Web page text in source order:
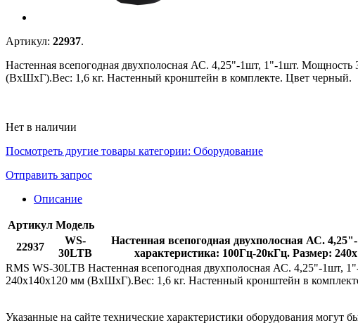
Артикул: 22937.
Настенная всепогодная двухполосная АС. 4,25"-1шт, 1"-1шт.
(ВхШхГ).Вес: 1,6 кг. Настенный кронштейн в комплекте. Цвет черный.
Нет в наличии
Посмотреть другие товары категории: Оборудование
Отправить запрос
Описание
Артикул Модель
22937
WS-
30LTB
Настенная всепогодная двухполосная АС.
характеристика: 100Гц-20кГц. Размер:
RMS WS-30LTB Настенная всепогодная двухполосная АС. 4,25"-1шт,
240х140х120 мм (ВхШхГ).Вес: 1,6 кг. Настенный кронштейн в
Указанные на сайте технические характеристики оборудования